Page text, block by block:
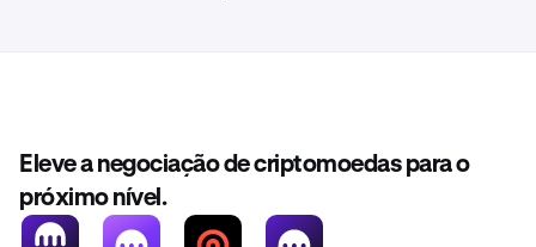
Eleve a negociação de criptomoedas para o
próximo nível.